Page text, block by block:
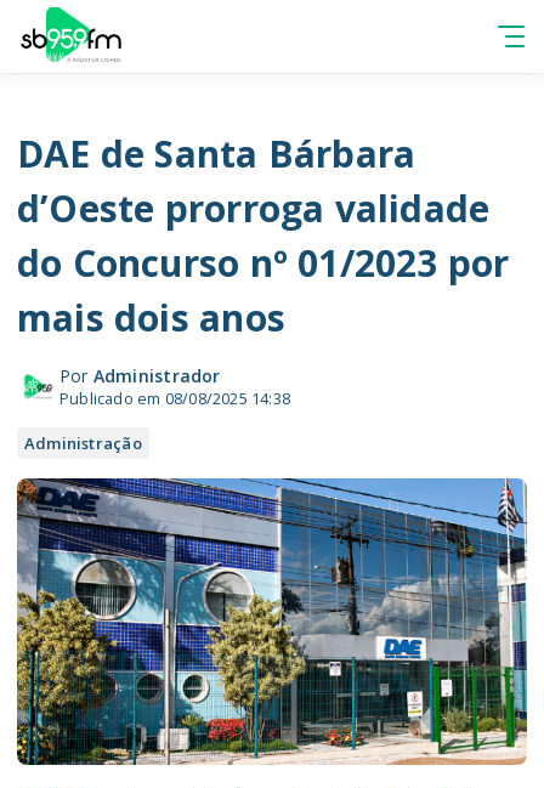
DAE de Santa Bárbara
d’Oeste prorroga validade
do Concurso nº 01/2023 por
mais dois anos
Por Administrador
Publicado em 08/08/2025 14:38
Administração